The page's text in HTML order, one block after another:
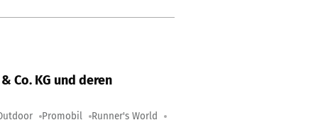
Co. KG und deren
Promobil Runner's World